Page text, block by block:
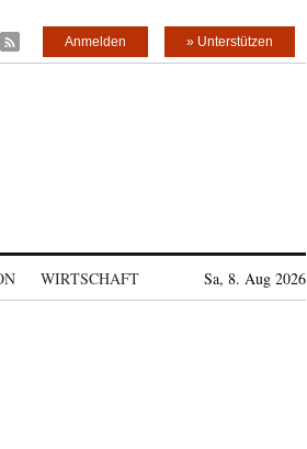
» Unterstützen
Anmelden
WIRTSCHAFT Sa, 8. Aug 2026